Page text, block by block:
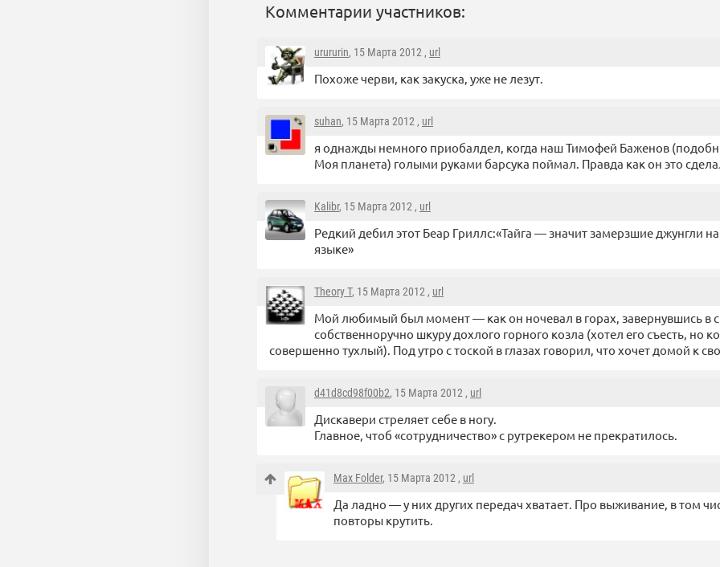
Комментарии участников:
urururin, 15 Марта 2012 , url
Похоже черви, как закуска, уже не лезут.
suhan, 15 Марта 2012 , url
я однажды немного приобалдел, когда наш Тимофей Баженов
Моя планета) голыми руками барсука поймал. Правда как он это
Kalibr, 15 Марта 2012 , url
Редкий дебил этот Беар Гриллс:«Тайга — значит замерзшие джунгли
языке»
Theory T, 15 Марта 2012 , url
Мой любимый был момент — как он ночевал в горах, завернувшись в
собственноручно шкуру дохлого горного козла (хотел его съесть, но
совершенно тухлый). Под утро с тоской в глазах говорил, что хочет домой к
d41d8cd98f00b2, 15 Марта 2012 , url
Дискавери стреляет себе в ногу.
Главное, чтоб «сотрудничество» с рутрекером не прекратилось.
Max Folder, 15 Марта 2012 , url
Да ладно — у них других передач хватает. Про выживание, в том
повторы крутить.